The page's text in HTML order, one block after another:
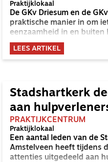
Praktijklokaal
De GKv Driesum en de
praktische manier in om
eenzaamheid in en buiten
LEES ARTIKEL
Stadshartkerk
aan
PRAKTIJKCENTRUM
Praktijklokaal
Een aantal leden van de
Amstelveen heeft tijdens
attenties uitgedeeld aan